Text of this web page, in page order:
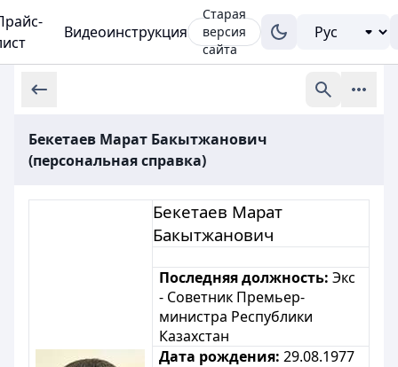
Видеоинструкция
Старая
версия
сайта
Бекетаев Марат Бакытжанович
(персональная справка)
Бекетаев Марат
Бакытжанович
Последняя должность: Экс
- Советник Премьер-
министра Республики
Казахстан
Дата рождения: 29.08.1977